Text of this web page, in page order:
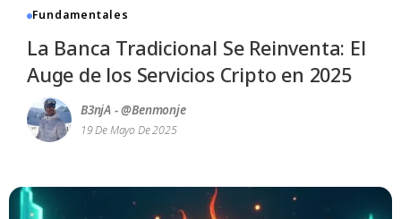
Fundamentales
La Banca Tradicional Se Reinventa: El
Auge de los Servicios Cripto en 2025
B3njA - @benmonje
19 De Mayo De 2025